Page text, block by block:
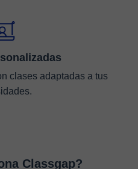
clases adaptadas a tus
Classgap?